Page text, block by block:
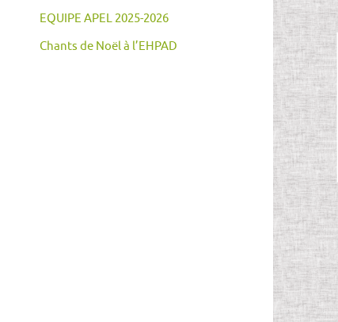
EQUIPE APEL 2025-2026
Chants de Noël à l’EHPAD